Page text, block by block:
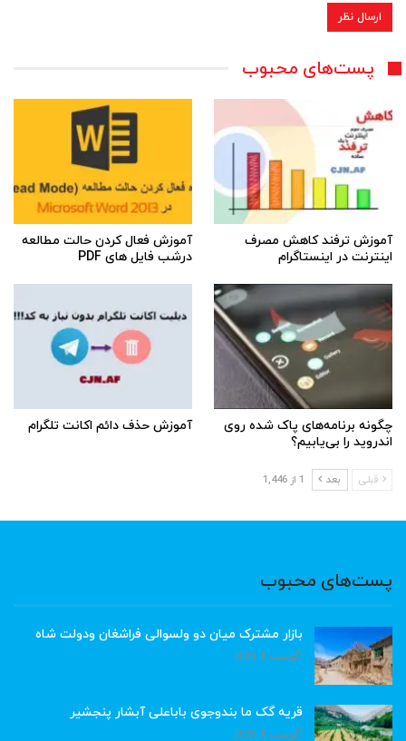
پست‌های محبوب
آموزش ترفند کاهش مصرف
اینترنت در اینستاگرام
آموزش فعال کردن حالت مطالعه
درشب فایل های PDF
چگونه برنامه‌های پاک شده روی
اندروید را بی‌یابیم؟
آموزش حذف دائم اکانت تلگرام
قبلی بعد 1 از 1,446
پست‌های محبوب
بازار مشترک میان دو ولسوالی فراشغان ودولت شاه
آگوست 8, 2026
قریه گک ما بندوجوی باباعلی آبشار پنجشیر
آگوست 8, 2026